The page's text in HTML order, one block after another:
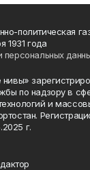
политическая
1931 года
персональных
по надзору в
и
г.